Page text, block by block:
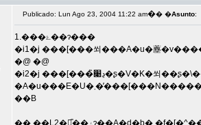
Publicado: Lun Ago 23, 2004 11:22 am�� �Asunto:
1.���ۓ��ɂ���
�i1�j ���[���쐬���A�u�薼
�@ �@
�i2�j ���[���̏ڍ׉�ʂ�V�K�쐬��ʂ�\����������ɁA�߂�L�[������d���L�[�Z�����ŕ\�����I�������铮����J��Ԃ����ꍇ
�A�u���E�U�܂��̓��[���N�����Ɂu�������s���ł��B�u���E�U�i���[���j���I�����܂��v���\������A�A�v���P�[�V�������N���ł��Ȃ����Ƃ��
��B